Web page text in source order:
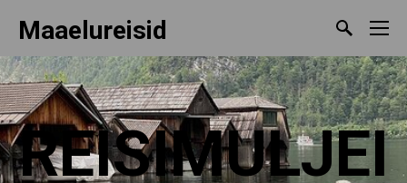
Maaelureisid
REISIMULJEI